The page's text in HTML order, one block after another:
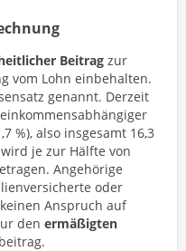
Beitrag zur
vom Lohn einbehalten.
genannt. Derzeit
%), also insgesamt 16,3
je zur Hälfte von
Angehörige
oder
Anspruch auf
den ermäßigten